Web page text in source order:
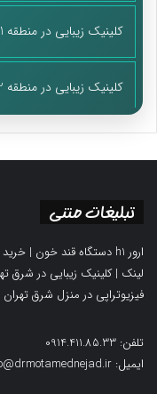
کلینیک زیبایی در منطقه 21
کلینیک زیبایی در منطقه 22
تبلیغات متنی
ارور h1 دستگاه قند خون |
لینک |کلینیک زیبایی در شرق
فیزیوتراپی در منزل شرق تهران
تلفن: 0914.411.85.33
ایمیل: info@drmotamednejad.ir